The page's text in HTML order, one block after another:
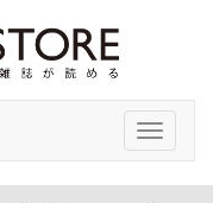
Toggle